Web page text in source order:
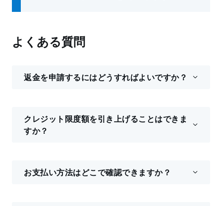
よくある質問
返金を申請するにはどうすればよいですか？
クレジット限度額を引き上げることはできま
すか？
お支払い方法はどこで確認できますか？